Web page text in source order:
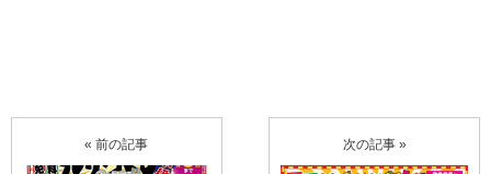
« 前の記事 次の記事 »